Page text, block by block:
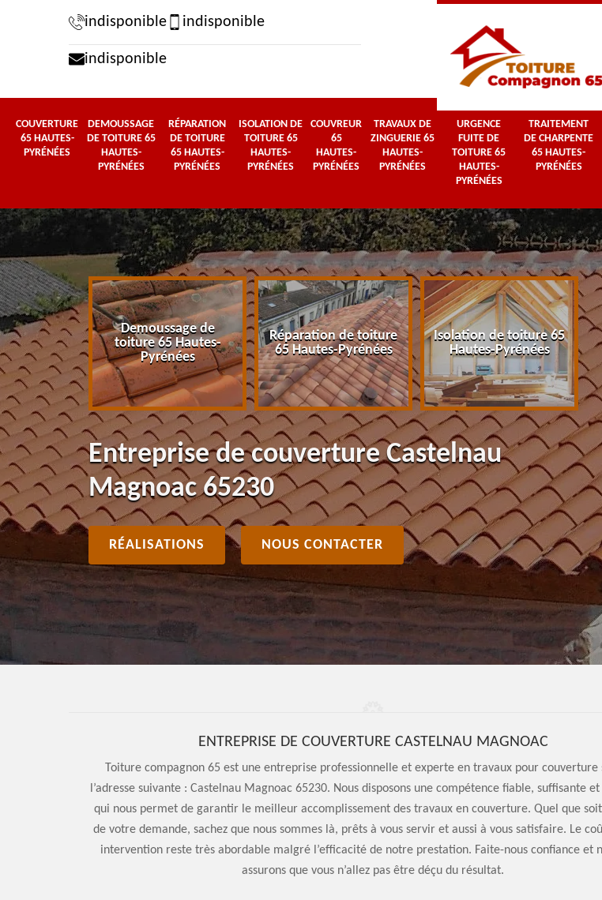
indisponible indisponible
indisponible
COUVERTURE
65 HAUTES-
PYRÉNÉES
DEMOUSSAGE
DE TOITURE 65
HAUTES-
PYRÉNÉES
RÉPARATION
DE TOITURE
65 HAUTES-
PYRÉNÉES
ISOLATION DE
TOITURE 65
HAUTES-
PYRÉNÉES
COUVREUR
65
HAUTES-
PYRÉNÉES
TRAVAUX DE
ZINGUERIE 65
HAUTES-
PYRÉNÉES
URGENCE
FUITE DE
TOITURE 65
HAUTES-
PYRÉNÉES
TRAITEMENT
DE CHARPENTE
65 HAUTES-
PYRÉNÉES
Hautes-
Demoussage de
toiture 65 Hautes-
Pyrénées
Réparation de toiture
65 Hautes-Pyrénées
Isolation de toiture 65
Hautes-Pyrénées
Entreprise de couverture Castelnau
Magnoac 65230
RÉALISATIONS NOUS CONTACTER
ENTREPRISE DE COUVERTURE CASTELNAU MAGNOAC
Toiture compagnon 65 est une entreprise professionnelle et experte en travaux pour couverture
l’adresse suivante : Castelnau Magnoac 65230. Nous disposons une compétence fiable, suffisante
qui nous permet de garantir le meilleur accomplissement des travaux en couverture. Quel que
de votre demande, sachez que nous sommes là, prêts à vous servir et aussi à vous satisfaire. Le
intervention reste très abordable malgré l’efficacité de notre prestation. Faite-nous confiance et
assurons que vous n’allez pas être déçu du résultat.